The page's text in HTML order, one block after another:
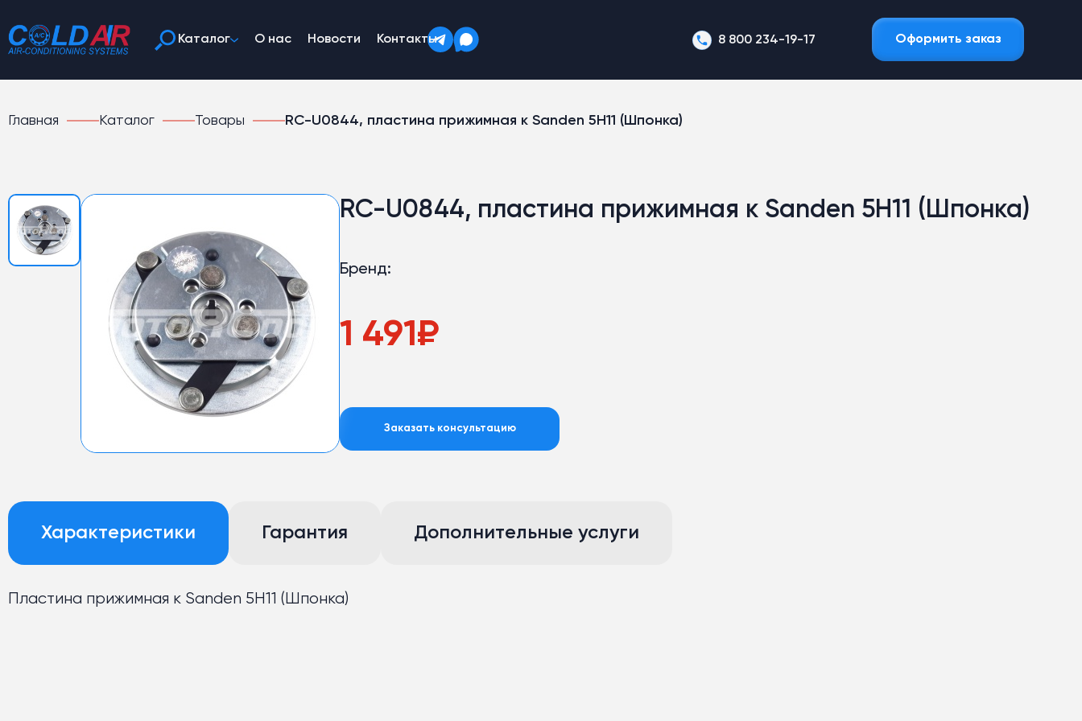
Каталог О нас Новости Контакты 8 800 234-19-17 Оформить заказ
Главная Каталог Товары RC-U0844, пластина прижимная к Sanden 5Н11 (Шпонка)
RC-U0844, пластина прижимная к Sanden 5Н11 (Шпонка)
Бренд:
1 491₽
Заказать консультацию
Характеристики Гарантия Дополнительные услуги
Пластина прижимная к Sanden 5Н11 (Шпонка)